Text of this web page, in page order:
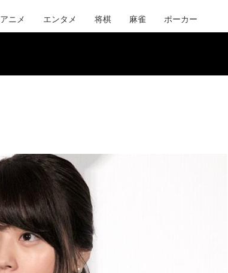
アニメ エンタメ 将棋 麻雀 ポーカー